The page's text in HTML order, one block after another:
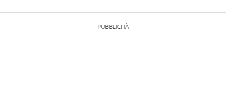
PUBBLICITÀ